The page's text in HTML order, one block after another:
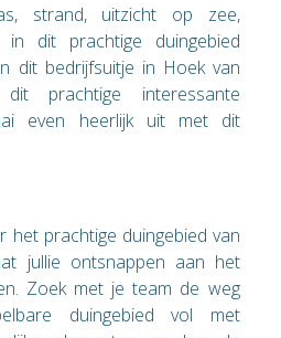
strand, uitzicht op zee,
dit prachtige duingebied
dit bedrijfsuitje in Hoek van
prachtige interessante
even heerlijk uit met dit
het prachtige duingebied van
jullie ontsnappen aan het
Zoek met je team de weg
duingebied vol met